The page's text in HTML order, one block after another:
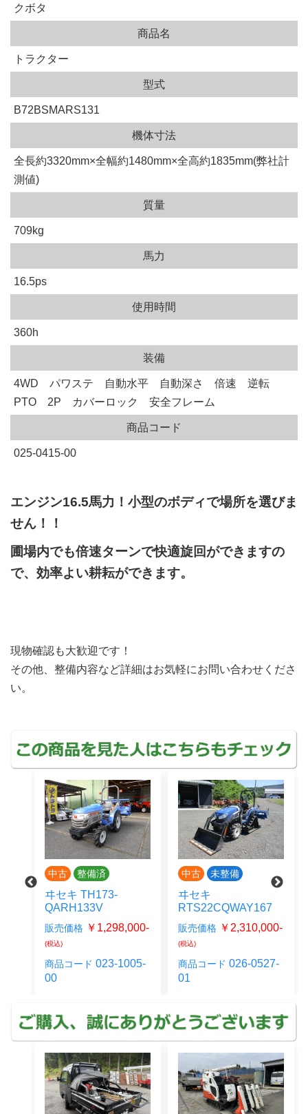
クボタ
商品名
トラクター
型式
B72BSMARS131
機体寸法
全長約3320mm×全幅約1480mm×全高約1835mm(弊社計
測値)
質量
709kg
馬力
16.5ps
使用時間
360h
装備
4WD パワステ 自動水平 自動深さ 倍速 逆転
PTO 2P カバーロック 安全フレーム
商品コード
025-0415-00
エンジン16.5馬力！小型のボディで場所を選びま
せん！！
圃場内でも倍速ターンで快適旋回ができますの
で、効率よい耕耘ができます。
現物確認も大歓迎です！
その他、整備内容など詳細はお気軽にお問い合わせくださ
い。
中古 整備済
ヰセキ TH173-
QARH133V
販売価格 ￥1,298,000-
(税込)
商品コード 023-1005-
00
中古 未整備
ヰセキ
RTS22CQWAY167
販売価格 ￥2,310,000-
(税込)
商品コード 026-0527-
01